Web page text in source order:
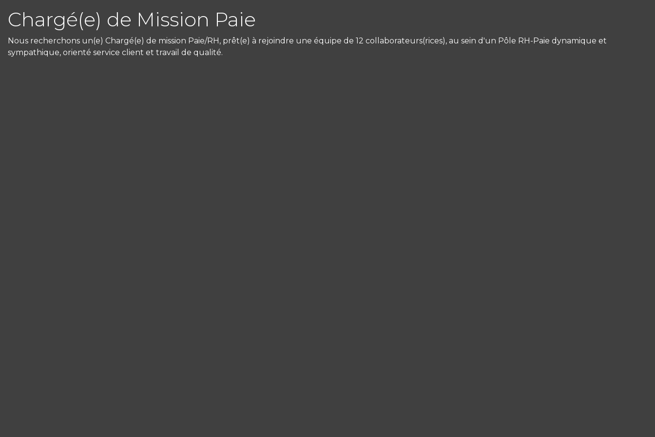
Chargé(e) de Mission Paie
Nous recherchons un(e) Chargé(e) de mission Paie/RH, prêt(e) à rejoindre une équipe de 12 collaborateurs(rices), au sein d'un Pôle RH-Paie dynamique et
sympathique, orienté service client et travail de qualité.